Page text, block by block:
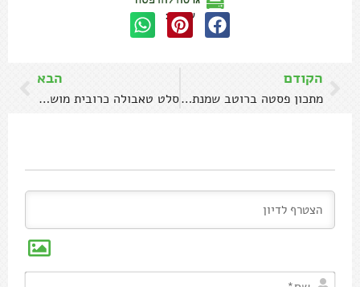
שתפו:
הקודם
מתכון פסטה ברוטב שמנת פטריות כמו במסעדות
הבא
סלט טאבולה כרובית מושלם ב-5 דקות על השעון